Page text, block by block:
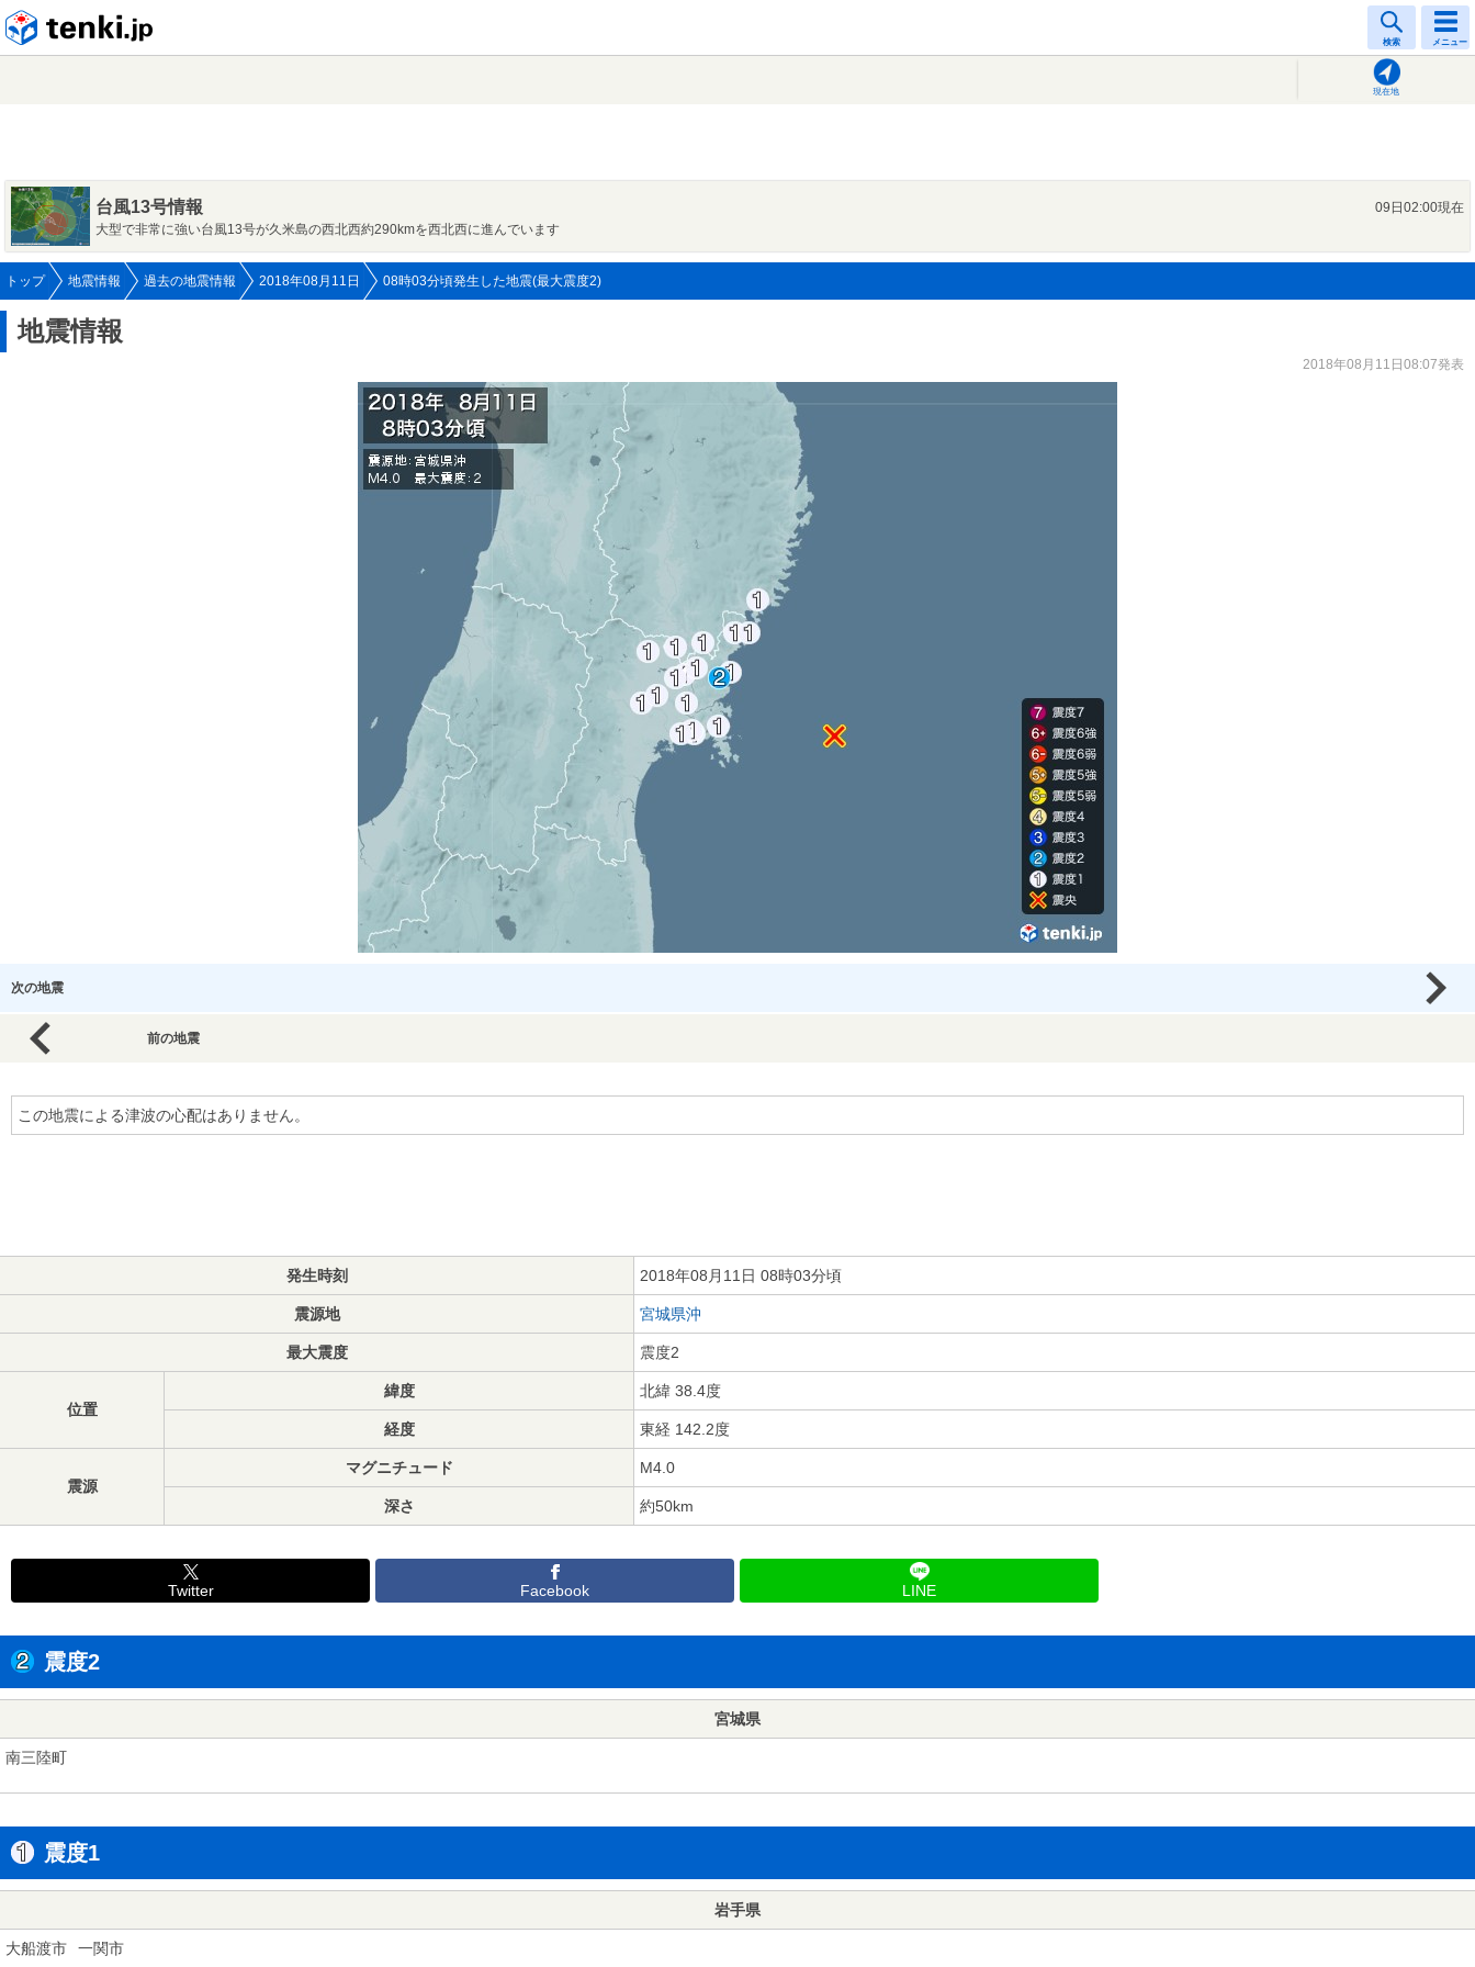
検索 メニュー
現在地
台風13号情報
09日02:00現在
大型で非常に強い台風13号が久米島の西北西約290kmを西北西に進んでいます
トップ 地震情報 過去の地震情報 2018年08月11日 08時03分頃発生した地震(最大震度2)
地震情報
2018年08月11日08:07発表
次の地震
前の地震
この地震による津波の心配はありません。
発生時刻 2018年08月11日 08時03分頃
震源地 宮城県沖
最大震度 震度2
位置
緯度 北緯 38.4度
経度 東経 142.2度
震源
マグニチュード M4.0
深さ 約50km
Twitter Facebook LINE
震度2
宮城県
南三陸町
震度1
岩手県
大船渡市 一関市